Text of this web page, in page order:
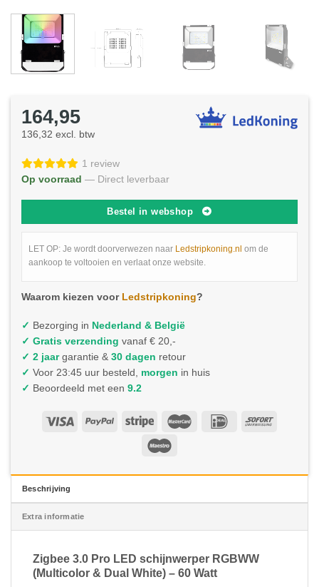
164,95
136,32 excl. btw
1 review
Op voorraad — Direct leverbaar
Bestel in webshop
LET OP: Je wordt doorverwezen naar Ledstripkoning.nl om de
aankoop te voltooien en verlaat onze website.
Waarom kiezen voor Ledstripkoning?
✓ Bezorging in Nederland & België
✓ Gratis verzending vanaf € 20,-
✓ 2 jaargarantie & 30 dagen retour
✓ Voor 23:45 uur besteld, morgen in huis
✓ Beoordeeld met een 9.2
Beschrijving
Extra informatie
Zigbee 3.0 Pro LED schijnwerper RGBWW
(Multicolor & Dual White) – 60 Watt